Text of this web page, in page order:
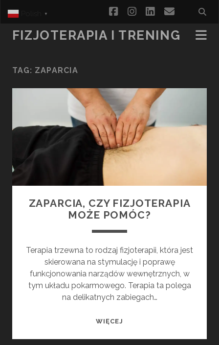
facebookinstagram
linkedinemail
FIZJOTERAPIA I TRENING
TAG: ZAPARCIA
ZAPARCIA, CZY FIZJOTERAPIA
MOŻE POMÓC?
Terapia trzewna to rodzaj fizjoterapii, która jest
skierowana na stymulację i poprawę
funkcjonowania narządów wewnętrznych, w
tym układu pokarmowego. Terapia ta polega
na delikatnych zabiegach…
WIĘCEJ
▼